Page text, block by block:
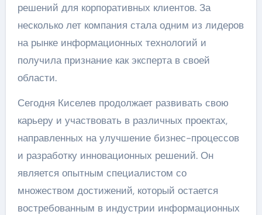
решений для корпоративных клиентов. За
несколько лет компания стала одним из лидеров
на рынке информационных технологий и
получила признание как эксперта в своей
области.
Сегодня Киселев продолжает развивать свою
карьеру и участвовать в различных проектах,
направленных на улучшение бизнес-процессов
и разработку инновационных решений. Он
является опытным специалистом со
множеством достижений, который остается
востребованным в индустрии информационных